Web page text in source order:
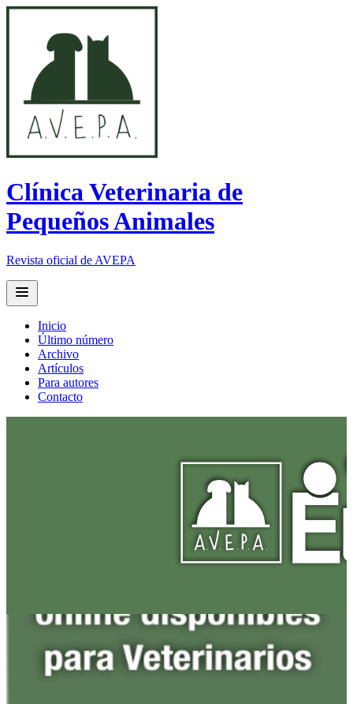
Clínica Veterinaria de
Pequeños Animales
Revista oficial de AVEPA
Open main menu
Inicio
Último número
Archivo
Artículos
Para autores
Contacto